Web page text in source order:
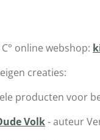
online webshop:
creaties:
producten voor
Volk- auteur